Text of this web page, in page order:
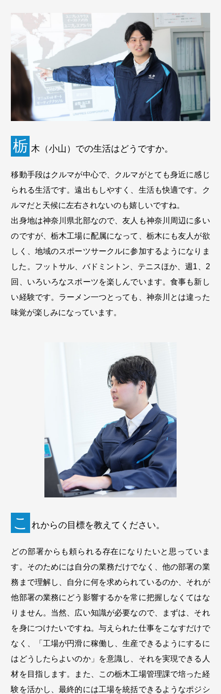
栃 木（小山）での生活はどうですか。
移動手段はクルマが中心で、クルマがとても身近に感じ
られる生活です。遠出もしやすく、生活も快適です。ク
ルマだと天候に左右されないのも嬉しいですね。
出身地は神奈川県北部なので、友人も神奈川周辺に多い
のですが、栃木工場に配属になって、栃木にも友人が欲
しく、地域のスポーツサークルに参加するようになりま
した。フットサル、バドミントン、テニスほか、週1、2
回、いろいろなスポーツを楽しんでいます。食事も新し
い経験です。ラーメン一つとっても、神奈川とは違った
味覚が楽しみになっています。
こ れからの目標を教えてください。
どの部署からも頼られる存在になりたいと思っていま
す。そのためには自分の業務だけでなく、他の部署の業
務まで理解し、自分に何を求められているのか、それが
他部署の業務にどう影響するかを常に把握しなくてはな
りません。当然、広い知識が必要なので、まずは、それ
を身につけたいですね。与えられた仕事をこなすだけで
なく、「工場が円滑に稼働し、生産できるようにするに
はどうしたらよいのか」を意識し、それを実現できる人
材を目指します。また、この栃木工場管理課で培った経
験を活かし、最終的には工場を統括できるようなポジシ